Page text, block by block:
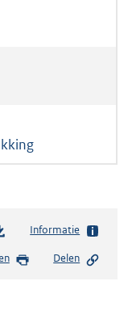
Informatie
Delen